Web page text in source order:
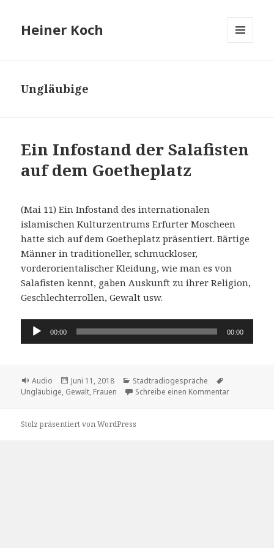
Heiner Koch
Ungläubige
Ein Infostand der Salafisten
auf dem Goetheplatz
(Mai 11) Ein Infostand des internationalen
islamischen Kulturzentrums Erfurter Moscheen
hatte sich auf dem Goetheplatz präsentiert. Bärtige
Männer in traditioneller, schmuckloser,
vorderorientalischer Kleidung, wie man es von
Salafisten kennt, gaben Auskunft zu ihrer Religion,
Geschlechterrollen, Gewalt usw.
Audio-
00:00 00:00
Format
Audio
Veröffentlicht
am
Juni 11, 2018 Kategorien
Stadtradiogespräche
Ungläubige, Gewalt, Frauen Schreibe einen Kommentarzu Ein
Stolz präsentiert von WordPress